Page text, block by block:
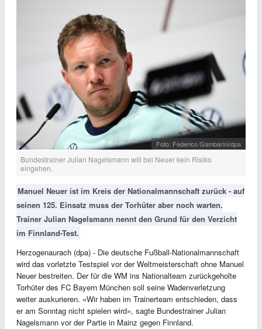
Foto: Federico Gambarini/dpa
Bundestrainer Julian Nagelsmann will bei Neuer kein Risiko
eingehen.
Manuel Neuer ist im Kreis der Nationalmannschaft zurück - auf
seinen 125. Einsatz muss der Torhüter aber noch warten.
Trainer Julian Nagelsmann nennt den Grund für den Verzicht
im Finnland-Test.
Herzogenaurach (dpa) - Die deutsche Fußball-Nationalmannschaft
wird das vorletzte Testspiel vor der Weltmeisterschaft ohne Manuel
Neuer bestreiten. Der für die WM ins Nationalteam zurückgeholte
Torhüter des FC Bayern München soll seine Wadenverletzung
weiter auskurieren. «Wir haben im Trainerteam entschieden, dass
er am Sonntag nicht spielen wird», sagte Bundestrainer Julian
Nagelsmann vor der Partie in Mainz gegen Finnland.